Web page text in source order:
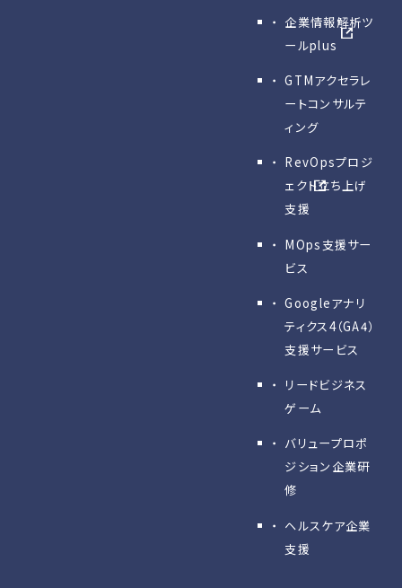
企業情報解析ツ
ールplus
GTMアクセラレ
ートコンサルテ
ィング
RevOpsプロジ
ェクト立ち上げ
支援
MOps支援サー
ビス
Googleアナリ
ティクス4（GA4）
支援サービス
リードビジネス
ゲーム
バリュープロポ
ジション企業研
修
ヘルスケア企業
支援